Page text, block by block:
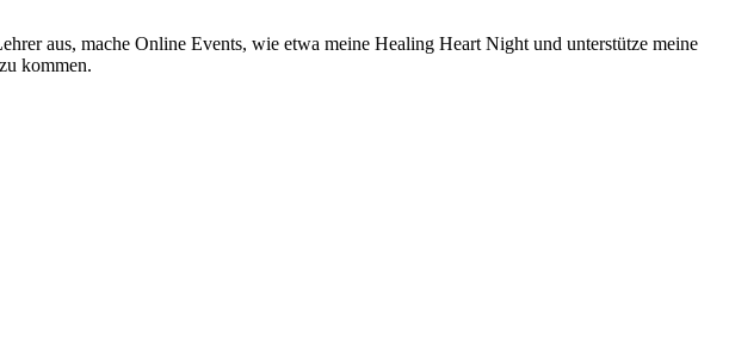
aus, mache Online Events, wie etwa meine Healing Heart Night und unterstütze meine
kommen.